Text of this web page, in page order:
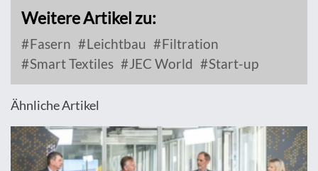
Weitere Artikel zu:
Fasern Leichtbau
Filtration
Smart Textiles
JEC World Start-up
Ähnliche Artikel